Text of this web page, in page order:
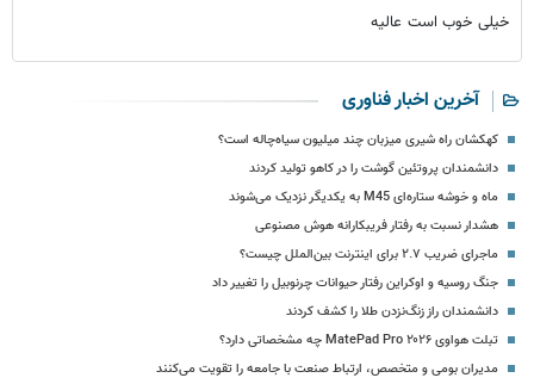
خیلی خوب است عالیه
آخرین اخبار فناوری
کهکشان راه شیری میزبان چند میلیون سیاه‌چاله است؟
دانشمندان پروتئین گوشت را در کاهو تولید کردند
ماه و خوشه ستاره‌ای M45 به یکدیگر نزدیک می‏‌شوند
هشدار نسبت به رفتار فریبکارانه هوش مصنوعی
ماجرای ضریب ۲.۷ برای اینترنت بین‌الملل چیست؟
جنگ روسیه و اوکراین رفتار حیوانات چرنوبیل را تغییر داد
دانشمندان راز زنگ‌نزدن طلا را کشف کردند
تبلت هواوی MatePad Pro ۲۰۲۶ چه مشخصاتی دارد؟
مدیران بومی و متخصص، ارتباط صنعت با جامعه را تقویت می‌کنند